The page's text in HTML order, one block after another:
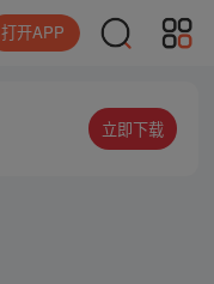
打开APP
立即下载